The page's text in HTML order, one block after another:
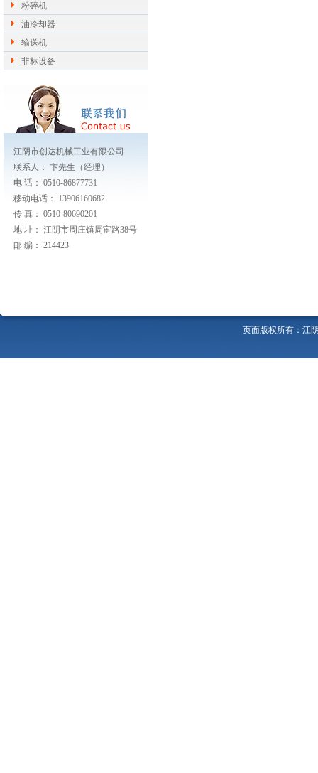
粉碎机
油冷却器
输送机
非标设备
江阴市创达机械工业有限公司
联系人： 卞先生（经理）
电 话： 0510-86877731
移动电话： 13906160682
传 真： 0510-80690201
地 址： 江阴市周庄镇周宦路38号
邮 编： 214423
页面版权所有：江